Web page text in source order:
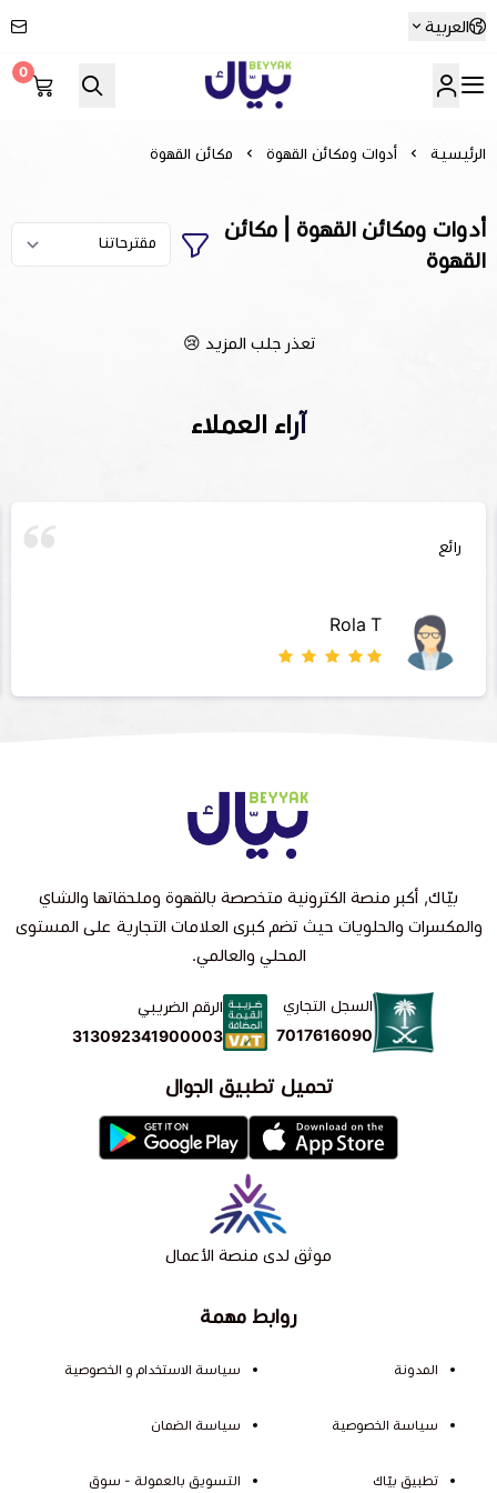
العربية
Beyyak
0
الرئيسية أدوات ومكائن القهوة مكائن القهوة
أدوات ومكائن القهوة | مكائن
القهوة
تعذر جلب المزيد 😢
آراء العملاء
رائع
Rola T
روابط مهمة
المدونة
سياسة الخصوصية
تطبيق بيّاك
سياسة الاستخدام و الخصوصية
سياسة الضمان
التسويق بالعمولة - سوق
بيّاك, أكبر منصة الكترونية متخصصة بالقهوة وملحقاتها والشاي
والمكسرات والحلويات حيث تضم كبرى العلامات التجارية على المستوى
المحلي والعالمي.
السجل التجاري
7017616090
الرقم الضريبي
313092341900003
تحميل تطبيق الجوال
موثق لدى منصة الأعمال